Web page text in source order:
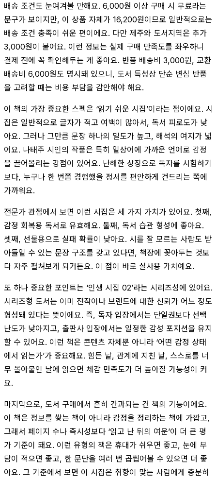
배송 조건도 눈여겨볼 만해요. 6,000원 이상 구매 시 무료라는
문구가 보이지만, 이 상품 자체가 16,200원이므로 일반적으로는
배송 조건 충족이 쉬운 편이에요. 다만 제주와 도서지역은 추가
3,000원이 붙어요. 이런 정보는 실제 구매 만족도를 좌우하니
결제 전에 꼭 확인해두는 게 좋아요. 반품 배송비 3,000원, 교환
배송비 6,000원도 명시돼 있으니, 도서 특성상 단순 변심 반품
을 고려할 때는 비용 부담을 감안해야 해요.
이 책의 가장 중요한 스펙은 ‘읽기 쉬운 시집’이라는 점이에요. 시
집은 일반적으로 글자가 적고 여백이 많아서, 독서 피로도가 낮
아요. 그러나 그만큼 문장 하나의 밀도가 높고, 해석의 여지가 넓
어요. 나태주 시인의 작품은 특히 일상어에 가까운 언어로 감정
을 끌어올리는 강점이 있어요. 난해한 상징으로 독자를 시험하기
보다, 누구나 한 번쯤 경험했을 정서를 편안하게 건드리는 쪽에
가까워요.
전문가 관점에서 보면 이런 시집은 세 가지 가치가 있어요. 첫째,
감정 회복용 독서로 유효해요. 둘째, 독서 습관 형성에 좋아요.
셋째, 선물용으로 실패 확률이 낮아요. 시를 잘 모르는 사람도 받
아들일 수 있는 문장 구조를 갖고 있다면, 책장에 꽂아두는 것보
다 자주 펼쳐보게 되거든요. 이 점이 바로 실사용 가치예요.
또 하나 중요한 포인트는 ‘인생 시집 02’라는 시리즈성에 있어요.
시리즈형 도서는 이미 전작이나 브랜드에 대한 신뢰가 어느 정도
형성돼 있다는 뜻이에요. 즉, 독자 입장에서는 단일권보다 선택
난도가 낮아지고, 출판사 입장에서는 일정한 감성 포지션을 유지
할 수 있어요. 이런 책은 콘텐츠 자체뿐 아니라 ‘어떤 감정 상태
에서 읽는가’가 중요해요. 힘든 날, 관계에 지친 날, 스스로를 너
무 몰아붙인 날에 읽으면 체감 만족도가 더 높아질 가능성이 커
요.
마지막으로, 도서 구매에서 흔히 간과되는 건 책의 기능이에요.
이 책은 정보를 쌓는 책이 아니라 감정을 정리하는 책에 가깝고,
그래서 페이지 수나 즉시성보다 ‘읽고 난 뒤의 여운’이 더 큰 평
가 기준이 돼요. 이런 유형의 책은 휴대가 쉬우면 좋고, 눈에 부
담이 적으면 좋고, 한 문단을 여러 번 곱씹어볼 수 있으면 더 좋
아요. 그 기준에서 보면 이 시집은 취향이 맞는 사람에게 충분히